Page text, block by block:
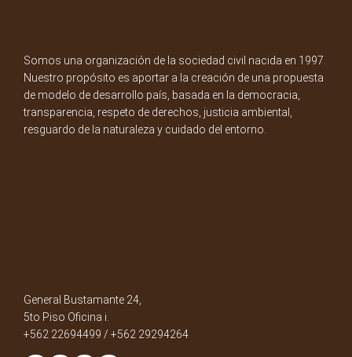
Somos una organización de la sociedad civil nacida en 1997.
Nuestro propósito es aportar a la creación de una propuesta
de modelo de desarrollo país, basada en la democracia,
transparencia, respeto de derechos, justicia ambiental,
resguardo de la naturaleza y cuidado del entorno.
General Bustamante 24,
5to Piso Oficina i.
+562 22694499 / +562 29294264